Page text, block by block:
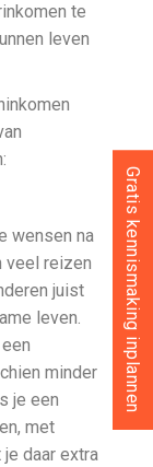
te
leven
wensen na
veel reizen
juist
leven.
minder
je een
met
je daar extra
Gratis kennismaking inplannen